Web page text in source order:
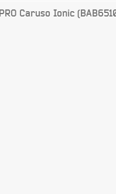
Caruso Ionic